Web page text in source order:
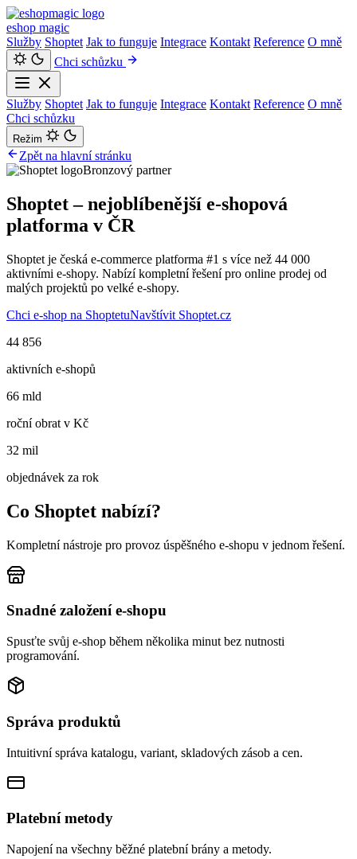
eshop magic
Služby Shoptet Jak to funguje Integrace Kontakt Reference O mně
Chci schůzku
Služby Shoptet Jak to funguje Integrace Kontakt Reference O mně
Chci schůzku
Režim
Zpět na hlavní stránku
Bronzový partner
Shoptet – nejoblíbenější e-shopová
platforma v ČR
Shoptet je česká e-commerce platforma #1 s více než 44 000
aktivními e-shopy. Nabízí kompletní řešení pro online prodej od
malých projektů po velké e-shopy.
Chci e-shop na ShoptetuNavštívit Shoptet.cz
44 856
aktivních e-shopů
66 mld
roční obrat v Kč
32 mil
objednávek za rok
Co Shoptet nabízí?
Kompletní nástroje pro provoz úspěšného e-shopu v jednom řešení.
Snadné založení e-shopu
Spusťte svůj e-shop během několika minut bez nutnosti
programování.
Správa produktů
Intuitivní správa katalogu, variant, skladových zásob a cen.
Platební metody
Napojení na všechny běžné platební brány a metody.